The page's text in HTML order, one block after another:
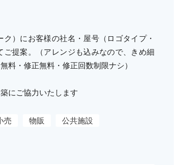
）にお客様の社名・屋号（ロゴタイプ・
提案。（アレンジも込みなので、きめ細
料・修正無料・修正回数制限ナシ）
にご協力いたします
売 物販
公共施設